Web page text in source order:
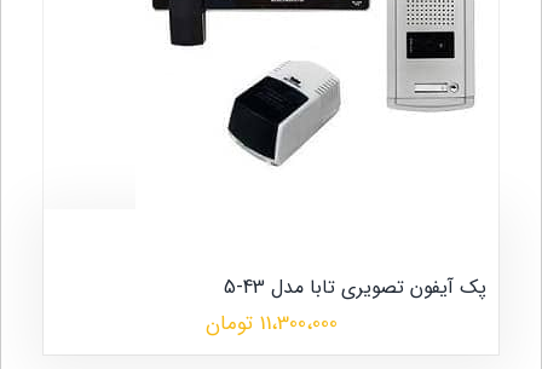
پک آیفون تصویری تابا مدل 43-5
11،300،000 تومان